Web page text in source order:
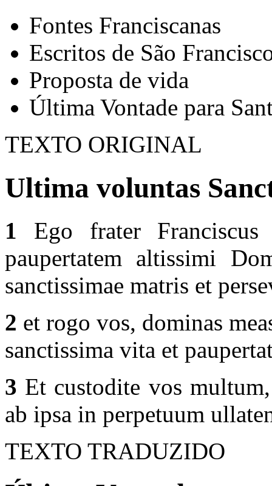
Fontes Franciscanas
Escritos de São
Proposta de vida
Última Vontade para
TEXTO ORIGINAL
Ultima voluntas
1 Ego frater
paupertatem altissimi
sanctissimae matris et
2 et rogo vos, dominas
sanctissima vita et
3 Et custodite vos
ab ipsa in perpetuum
TEXTO TRADUZIDO